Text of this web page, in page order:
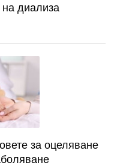
диализа
за оцеляване